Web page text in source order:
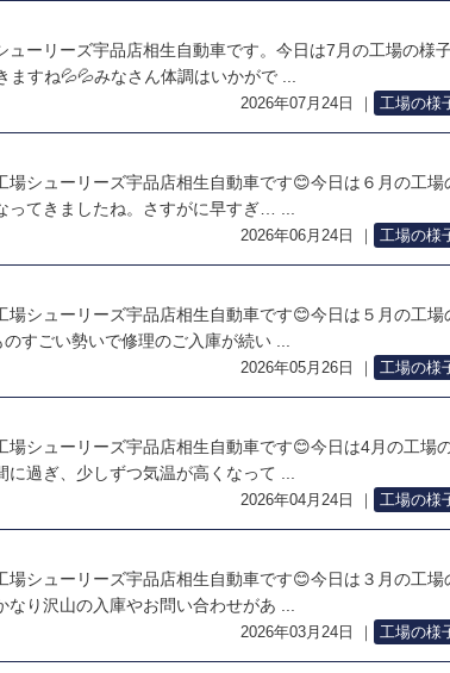
ーリーズ宇品店相生自動車です。今日は7月の工場の様
すね💦💦みなさん体調はいかがで ...
2026年07月24日 ｜ 工場の様
シューリーズ宇品店相生自動車です😊今日は６月の工場
てきましたね。さすがに早すぎ… ...
2026年06月24日 ｜ 工場の様
シューリーズ宇品店相生自動車です😊今日は５月の工場
すごい勢いで修理のご入庫が続い ...
2026年05月26日 ｜ 工場の様
シューリーズ宇品店相生自動車です😊今日は4月の工場
過ぎ、少しずつ気温が高くなって ...
2026年04月24日 ｜ 工場の様
シューリーズ宇品店相生自動車です😊今日は３月の工場
り沢山の入庫やお問い合わせがあ ...
2026年03月24日 ｜ 工場の様